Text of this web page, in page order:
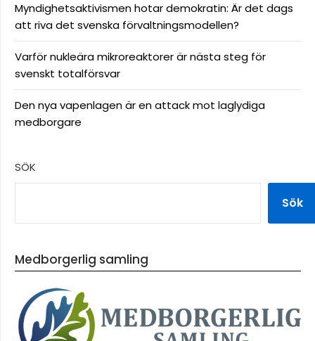
Myndighetsaktivismen hotar demokratin: Är det dags
att riva det svenska förvaltningsmodellen?
Varför nukleära mikroreaktorer är nästa steg för
svenskt totalförsvar
Den nya vapenlagen är en attack mot laglydiga
medborgare
SÖK
Sök
Medborgerlig samling